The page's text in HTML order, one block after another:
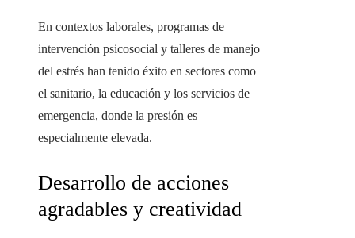
En contextos laborales, programas de
intervención psicosocial y talleres de manejo
del estrés han tenido éxito en sectores como
el sanitario, la educación y los servicios de
emergencia, donde la presión es
especialmente elevada.
Desarrollo de acciones
agradables y creatividad